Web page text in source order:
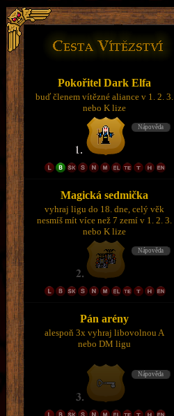
Pokořitel Dark Elfa
buď členem vítězné aliance v 1. 2. 3.
nebo K lize
Magická sedmička
vyhraj ligu do 18. dne, celý věk
nesmíš mít více než 7 zemí v 1. 2. 3.
nebo K lize
Pán arény
alespoň 3x vyhraj libovolnou A
nebo DM ligu